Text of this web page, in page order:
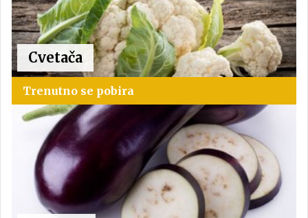
Cvetača
Trenutno se pobira